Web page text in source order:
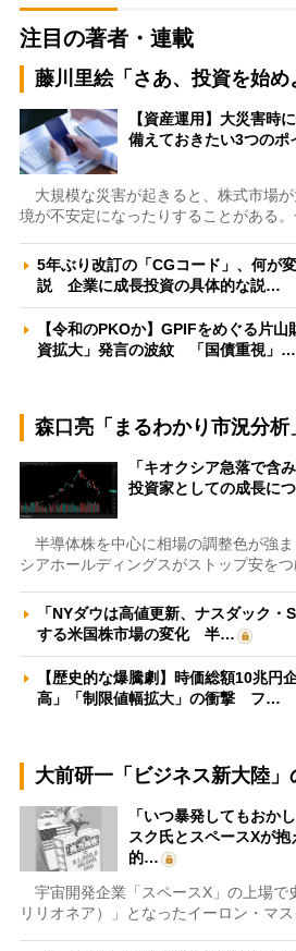
注目の著者・連載
藤川里絵「さあ、投資を始め
【資産運用】大災害時
備えておきたい3つの
大規模な災害が起きると、株式市場
境が不安定になったりすることがある。
5年ぶり改訂の「CGコード」、何が
説 企業に成長投資の具体的な説…
【令和のPKOか】GPIFをめぐる片
資拡大」発言の波紋 「国債重視」…
森口亮「まるわかり市況分析
「キオクシア急落で含
投資家としての成長に
半導体株を中心に相場の調整色が強
シアホールディングスがストップ安を
「NYダウは高値更新、ナスダック
する米国株市場の変化 半…
【歴史的な爆騰劇】時価総額10兆円
高」「制限値幅拡大」の衝撃 フ…
大前研一「ビジネス新大陸」
「いつ暴発してもおか
スク氏とスペースXが
的…
宇宙開発企業「スペースX」の上場で
リリオネア）」となったイーロン・マ